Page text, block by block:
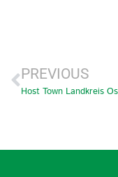
PREVIOUS